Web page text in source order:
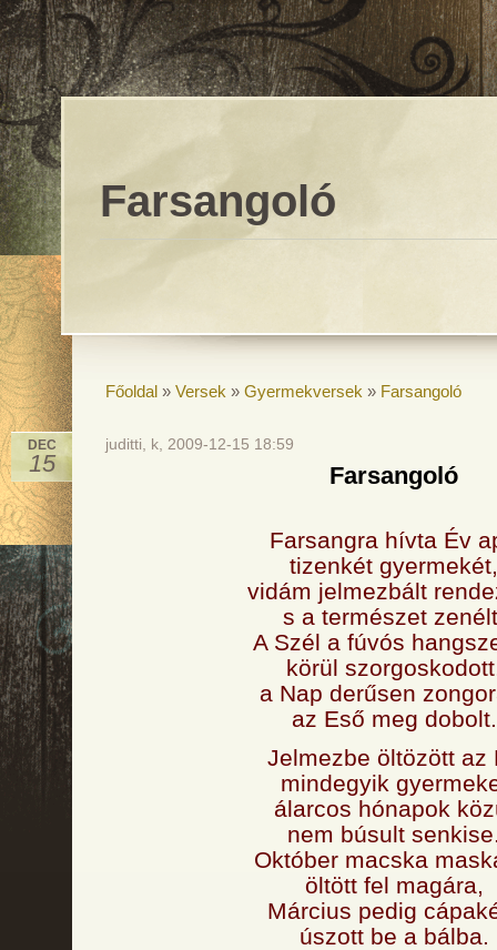
Farsangoló
Főoldal » Versek » Gyermekversek » Farsangoló
DEC
15
juditti, k, 2009-12-15 18:59
Farsangoló
Farsangra hívta Év
tizenkét gyermekét,
vidám jelmezbált
s a természet
A Szél a fúvós
körül
a Nap derűsen
az Eső meg dobolt.
Jelmezbe öltözött az
mindegyik
álarcos hónapok
nem búsult
Október macska
öltött fel magára,
Március pedig
úszott be a bálba.